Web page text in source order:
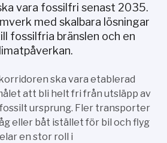
vara fossilfri senast 2035.
med skalbara lösningar
fossilfria bränslen och en
ska vara etablerad
att bli helt fri från utsläpp av
ursprung. Fler transporter
eller båt istället för bil och flyg
en stor roll i